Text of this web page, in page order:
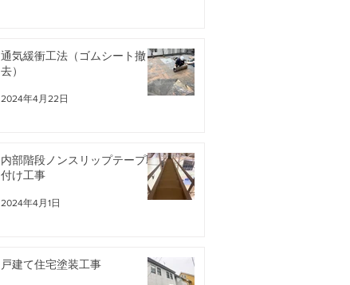
通気緩衝工法（ゴムシート撤
去）
2024年4月22日
内部階段ノンスリップテープ取
付け工事
2024年4月1日
戸建て住宅塗装工事